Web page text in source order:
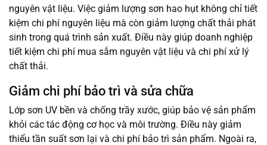
nguyên vật liệu. Việc giảm lượng sơn hao hụt không chỉ tiết
kiệm chi phí nguyên liệu mà còn giảm lượng chất thải phát
sinh trong quá trình sản xuất. Điều này giúp doanh nghiệp
tiết kiệm chi phí mua sắm nguyên vật liệu và chi phí xử lý
chất thải.
Giảm chi phí bảo trì và sửa chữa
Lớp sơn UV bền và chống trầy xước, giúp bảo vệ sản phẩm
khỏi các tác động cơ học và môi trường. Điều này giảm
thiểu tần suất sơn lại và chi phí bảo trì sản phẩm. Ngoài ra,